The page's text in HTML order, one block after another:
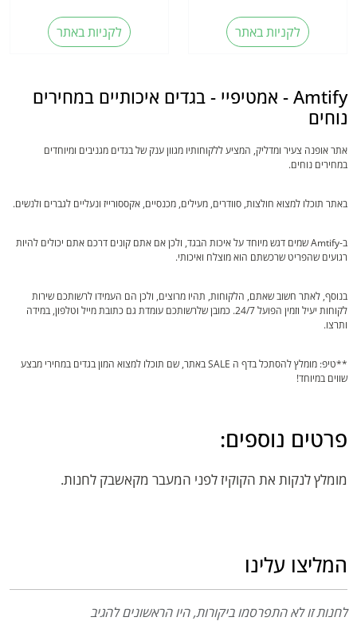
לקניות באתר לקניות באתר
Amtify - אמטיפיי - בגדים איכותיים במחירים
נוחים
אתר אופנה צעיר ומדליק, המציע ללקוחותיו מגוון ענק של בגדים מגניבים ומיוחדים
במחירים נוחים.
באתר תוכלו למצוא חולצות, סוודרים, מעילים, מכנסיים, אקססורייז ונעליים לגברים ולנשים.
ב-Amtify שמים דגש מיוחד על איכות הבגד, ולכן אם אתם קונים דרכם אתם יכולים להיות
רגועים שהפריט שרכשתם הוא מוצלח ואיכותי.
בנוסף, לאתר חשוב שאתם, הלקוחות, תהיו מרוצים, ולכן הם העמידו לרשותכם שירות
לקוחות יעיל וזמין הפועל 24/7. כמובן שלרשותכם עומדת גם כתובת מייל וטלפון, במידה
ותרצו.
**טיפ: מומלץ להסתכל בדף ה SALE באתר, שם תוכלו למצוא המון בגדים במחירי מבצע
שווים במיוחד!
פרטים נוספים:
מומלץ לנקות את הקוקיז לפני המעבר מקאשבק לחנות.
המליצו עלינו
לחנות זו לא התפרסמו ביקורות, היו הראשונים להגיב